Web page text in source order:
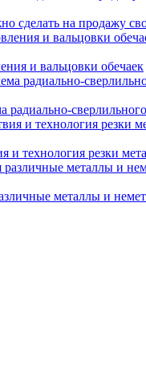
сделать на продажу
и вальцовки обечаек
радиально-
и технология резки
металлы и